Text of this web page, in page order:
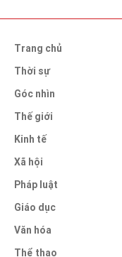
Trang chủ
Thời sự
Góc nhìn
Thế giới
Kinh tế
Xã hội
Pháp luật
Giáo dục
Văn hóa
Thể thao